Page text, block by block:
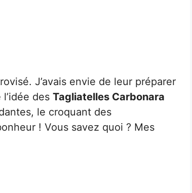
J’avais envie de leur préparer
des Tagliatelles Carbonara
le croquant des
! Vous savez quoi ? Mes